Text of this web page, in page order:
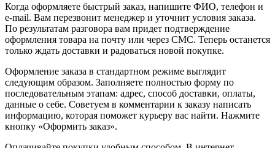
Когда оформляете быстрый заказ, напишите ФИО, телефон и
e-mail. Вам перезвонит менеджер и уточнит условия заказа.
По результатам разговора вам придет подтверждение
оформления товара на почту или через СМС. Теперь останется
только ждать доставки и радоваться новой покупке.
Оформление заказа в стандартном режиме выглядит
следующим образом. Заполняете полностью форму по
последовательным этапам: адрес, способ доставки, оплаты,
данные о себе. Советуем в комментарии к заказу написать
информацию, которая поможет курьеру вас найти. Нажмите
кнопку «Оформить заказ».